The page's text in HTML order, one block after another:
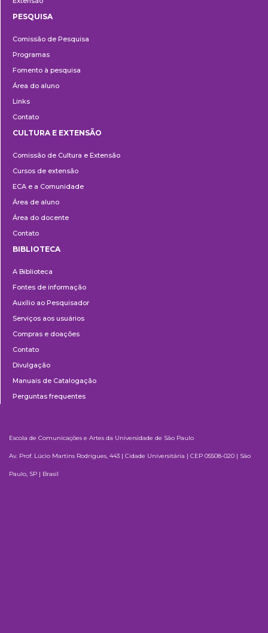
PESQUISA
Comissão de Pesquisa
Programas
Fomento à pesquisa
Área do aluno
Links
Contato
e
Extensão
CULTURA E EXTENSÃO
Comissão de Cultura e Extensão
Cursos de extensão
ECA e a Comunidade
Área de aluno
Área do docente
Contato
BIBLIOTECA
A Biblioteca
Fontes de informação
Auxílio ao Pesquisador
Serviços aos usuários
Compras e doações
Contato
Divulgação
Manuais de Catalogação
Perguntas frequentes
Escola de Comunicações e Artes da Universidade de São Paulo
Av. Prof. Lúcio Martins Rodrigues, 443 | Cidade Universitária | CEP 05508-020 | São
Paulo, SP | Brasil